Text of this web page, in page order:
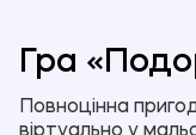
Гра
Повноцінна